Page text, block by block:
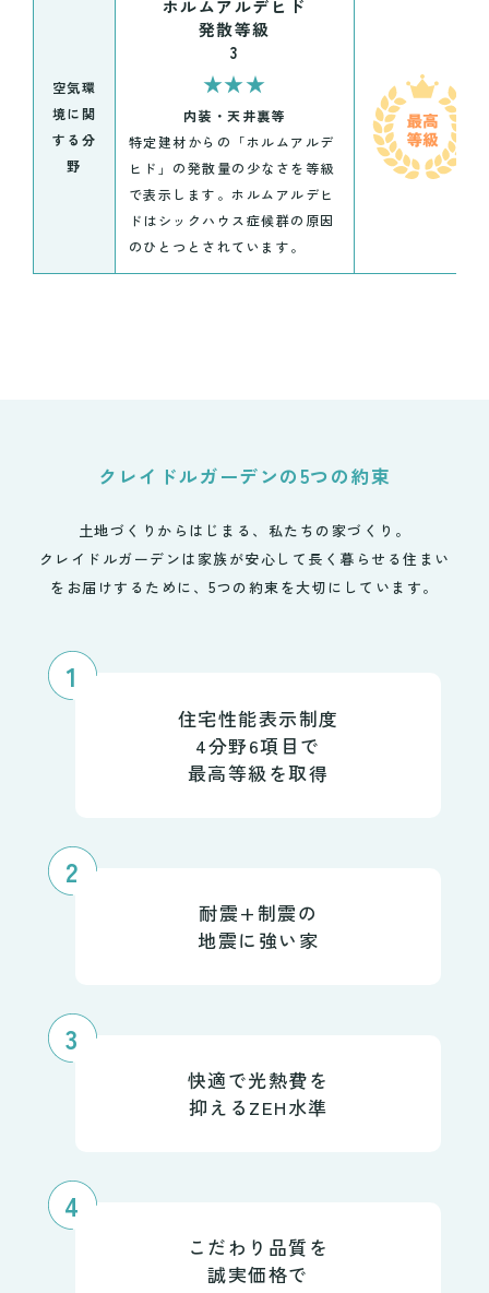
空気環
境に関
する分
野
ホルムアルデヒド
発散等級
3
★★★
内装・天井裏等
特定建材からの「ホルムアルデ
ヒド」の発散量の少なさを等級
で表示します。ホルムアルデヒ
ドはシックハウス症候群の原因
のひとつとされています。
クレイドルガーデンの5つの約束
土地づくりからはじまる、私たちの家づくり。
クレイドルガーデンは家族が安心して 長く暮らせる住まい
をお届けするために、5つの約束を大切にしています。
1
住宅性能表示制度
4分野6項目で
最高等級を取得
2
耐震+制震の
地震に強い家
3
快適で光熱費を
抑えるZEH水準
4
こだわり品質を
誠実価格で